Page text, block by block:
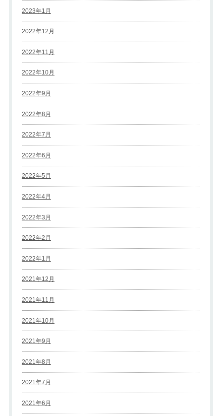
2023年1月
2022年12月
2022年11月
2022年10月
2022年9月
2022年8月
2022年7月
2022年6月
2022年5月
2022年4月
2022年3月
2022年2月
2022年1月
2021年12月
2021年11月
2021年10月
2021年9月
2021年8月
2021年7月
2021年6月